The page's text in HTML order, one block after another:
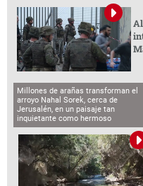
Millones de arañas transforman el
arroyo Nahal Sorek, cerca de
Jerusalén, en un paisaje tan
inquietante como hermoso